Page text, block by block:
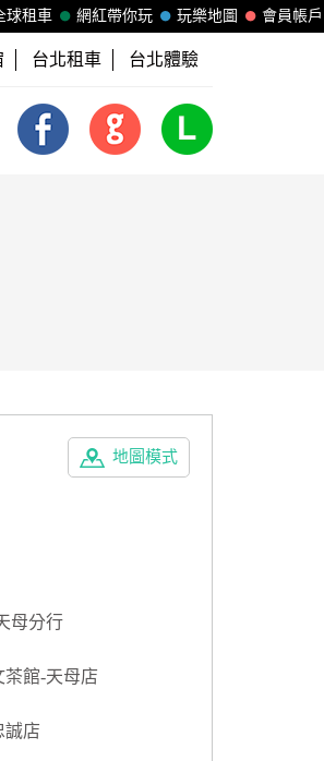
會員帳戶
玩樂地圖
網紅帶你玩
球租車
台北租車 台北體驗
地圖模式
母分行
館-天母店
誠店